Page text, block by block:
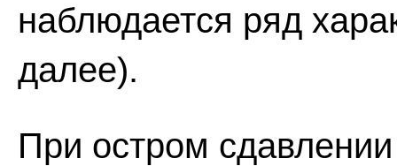
наблюдается ряд
далее).
При остром